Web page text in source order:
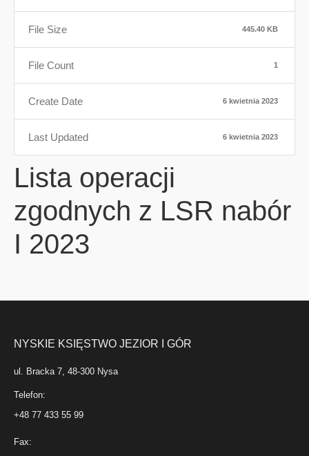
File Size 445.40 KB
File Count 1
Create Date 6 kwietnia 2023
Last Updated 6 kwietnia 2023
Lista operacji
zgodnych z LSR nabór
I 2023
NYSKIE KSIĘSTWO JEZIOR I GÓR
ul. Bracka 7, 48-300 Nysa
Telefon:
+48 77 433 55 99
Fax: